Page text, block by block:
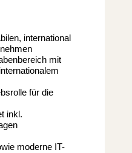
international
mit
für die
inkl.
moderne IT-